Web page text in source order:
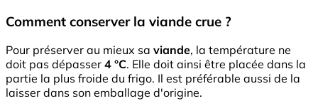
Comment conserver la viande crue ?
Pour préserver au mieux sa viande, la température ne
doit pas dépasser 4 °C. Elle doit ainsi être placée dans la
partie la plus froide du frigo. Il est préférable aussi de la
laisser dans son emballage d'origine.